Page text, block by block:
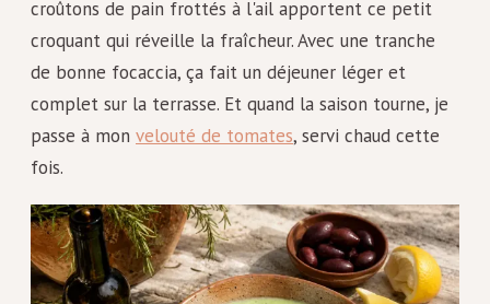
croûtons de pain frottés à l'ail apportent ce petit
croquant qui réveille la fraîcheur. Avec une tranche
de bonne focaccia, ça fait un déjeuner léger et
complet sur la terrasse. Et quand la saison tourne, je
passe à mon velouté de tomates, servi chaud cette
fois.